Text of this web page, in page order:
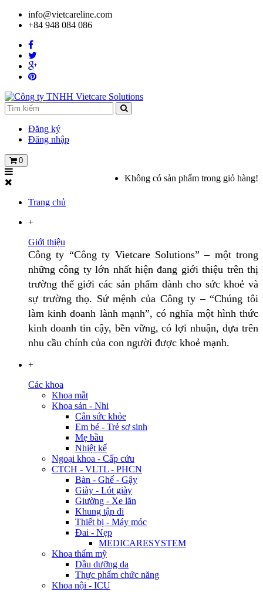
info@vietcareline.com
+84 948 084 086
Đăng ký
Đăng nhập
0
Không có sản phẩm trong giỏ hàng!
Trang chủ
+
Giới thiệu
Công ty “Công ty Vietcare Solutions” – một trong
những công ty lớn nhất hiện đang giới thiệu trên thị
trường thế giới các sản phẩm dành cho sức khoẻ và
sự trường thọ. Sứ mệnh của Công ty – “Chúng tôi
làm kinh doanh lành mạnh”, có nghĩa một hình thức
kinh doanh tin cậy, bền vững, có lợi nhuận, dựa trên
nhu cầu chính của con người được khoẻ mạnh.
+
Các khoa
Khoa mắt
Khoa sản - Nhi
Cân sức khỏe
Em bé - Trẻ sơ sinh
Mẹ bầu
Nhiệt kế
Ngoại khoa - Cấp cứu
CTCH - VLTL - PHCN
Bàn - Ghế - Gậy
Giày - Lót giày
Giường - Xe lăn
Khung tập đi
Thiết bị - Máy móc
Đai - Nẹp
MEDICARESYSTEM
Khoa thẩm mỹ
Dầu dưỡng da
Thực phẩm chức năng
Khoa nội - ICU